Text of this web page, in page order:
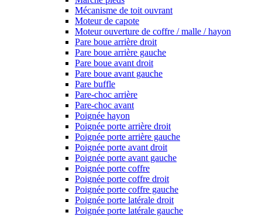
Mécanisme de toit ouvrant
Moteur de capote
Moteur ouverture de coffre / malle / hayon
Pare boue arrière droit
Pare boue arrière gauche
Pare boue avant droit
Pare boue avant gauche
Pare buffle
Pare-choc arrière
Pare-choc avant
Poignée hayon
Poignée porte arrière droit
Poignée porte arrière gauche
Poignée porte avant droit
Poignée porte avant gauche
Poignée porte coffre
Poignée porte coffre droit
Poignée porte coffre gauche
Poignée porte latérale droit
Poignée porte latérale gauche